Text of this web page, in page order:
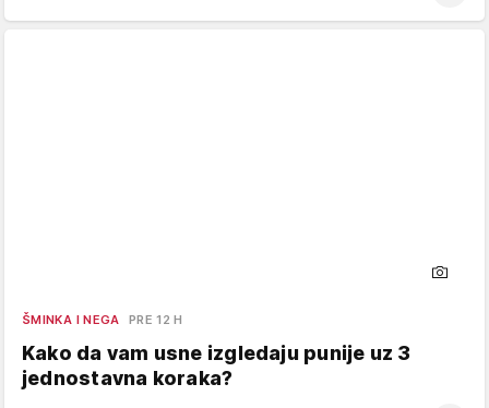
ŠMINKA I NEGA PRE 12 H
Kako da vam usne izgledaju punije uz 3
jednostavna koraka?